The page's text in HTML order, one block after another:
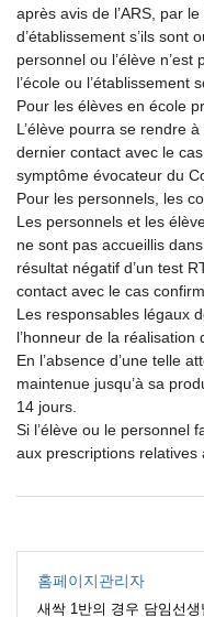
après avis de l’ARS, par
d’établissement s’ils sont
personnel ou l’élève
l’école ou l’établissement
Pour les élèves en école
L’élève pourra se rendre
dernier contact avec le
symptôme évocateur du
Pour les personnels, les
Les personnels et les
ne sont pas accueillis dans
résultat négatif d’un test
contact avec le cas
Les responsables légaux
l’honneur de la
En l’absence d’une telle
maintenue jusqu’à sa
14 jours.
Si l’élève ou le personnel
aux prescriptions relatives
홈페이지관리자
새싹 1반의 경우 담임선